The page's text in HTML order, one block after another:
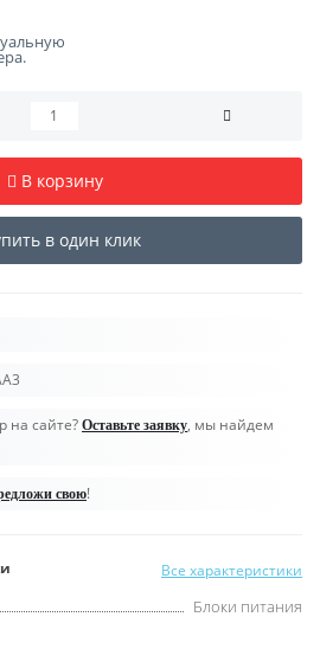
В корзину
в один клик
на сайте? Оставьте заявку, мы найдем
свою!
Все характеристики
Блоки питания